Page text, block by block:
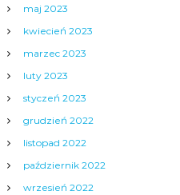
maj 2023
kwiecień 2023
marzec 2023
luty 2023
styczeń 2023
grudzień 2022
listopad 2022
październik 2022
wrzesień 2022